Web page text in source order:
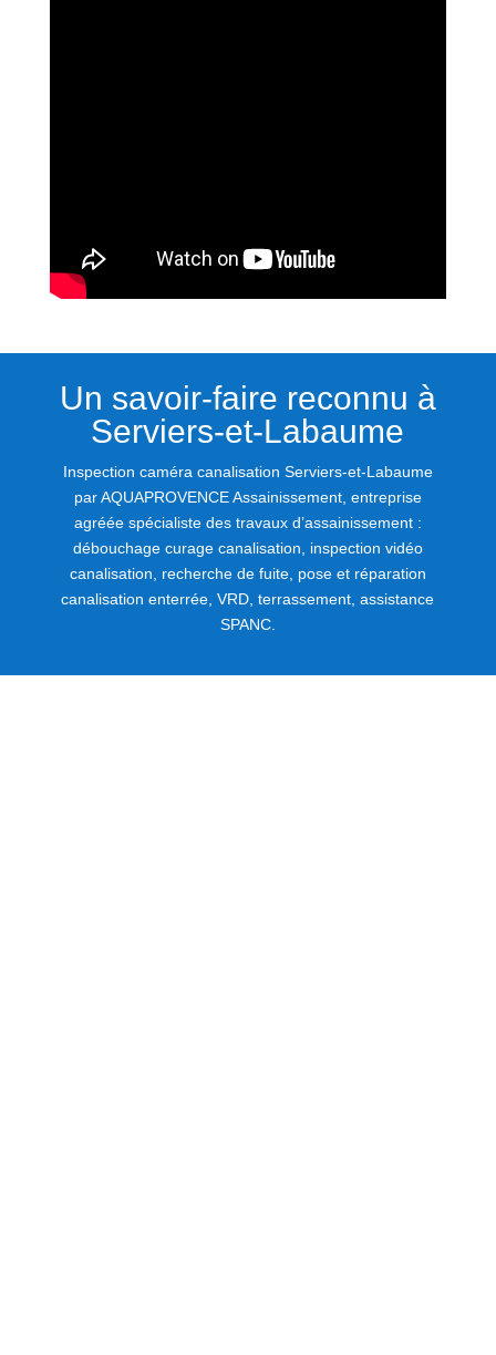
Un savoir-faire reconnu à
Serviers-et-Labaume
Inspection caméra canalisation Serviers-et-Labaume
par AQUAPROVENCE Assainissement, entreprise
agréée spécialiste des travaux d’assainissement :
débouchage curage canalisation, inspection vidéo
canalisation, recherche de fuite, pose et réparation
canalisation enterrée, VRD, terrassement, assistance
SPANC.